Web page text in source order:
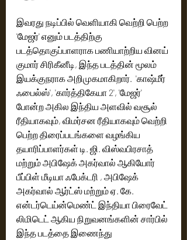
இவரது நடிப்பில் வெளியாகி வெற்றி பெற்ற
'மேஜர்' எனும் படத்திற்கு
படத்தொகுப்பாளராக பணியாற்றிய வினய்
குமார் சிரிகீனீடி, இந்த படத்தின் மூலம்
இயக்குநராக அறிமுகமாகிறார்.  'காஷ்மீர்
ஃபைல்ஸ்', 'கார்த்திகேயா 2', 'மேஜர்'
போன்ற அகில இந்திய அளவில் வசூல்
ரீதியாகவும், விமர்சன ரீதியாகவும் வெற்றி
பெற்ற திரைப்படங்களை வழங்கிய
தயாரிப்பாளர்கள் டி. ஜி. விஸ்வபிரசாத்
மற்றும் அபிஷேக் அகர்வால் ஆகியோர்
பீப்பிள் மீடியா ஃபேக்டரி , அபிஷேக்
அகர்வால் ஆர்ட்ஸ் மற்றும் ஏ. கே.
என்டர்டெய்ன்மெண்ட் இந்தியா பிரைவேட்
லிமிடெட் ஆகிய நிறுவனங்களின் சார்பில்
இந்த படத்தை இணைந்து